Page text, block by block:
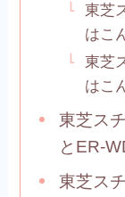
東芝
はこ
東芝
はこ
東芝ス
とER-
東芝ス